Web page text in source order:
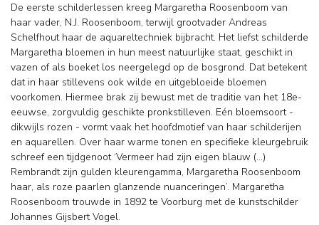
De eerste schilderlessen kreeg Margaretha Roosenboom van
haar vader, N.J. Roosenboom, terwijl grootvader Andreas
Schelfhout haar de aquareltechniek bijbracht. Het liefst schilderde
Margaretha bloemen in hun meest natuurlijke staat, geschikt in
vazen of als boeket los neergelegd op de bosgrond. Dat betekent
dat in haar stillevens ook wilde en uitgebloeide bloemen
voorkomen. Hiermee brak zij bewust met de traditie van het 18e-
eeuwse, zorgvuldig geschikte pronkstilleven. Eén bloemsoort -
dikwijls rozen - vormt vaak het hoofdmotief van haar schilderijen
en aquarellen. Over haar warme tonen en specifieke kleurgebruik
schreef een tijdgenoot ‘Vermeer had zijn eigen blauw (…)
Rembrandt zijn gulden kleurengamma, Margaretha Roosenboom
haar, als roze paarlen glanzende nuanceringen’. Margaretha
Roosenboom trouwde in 1892 te Voorburg met de kunstschilder
Johannes Gijsbert Vogel.